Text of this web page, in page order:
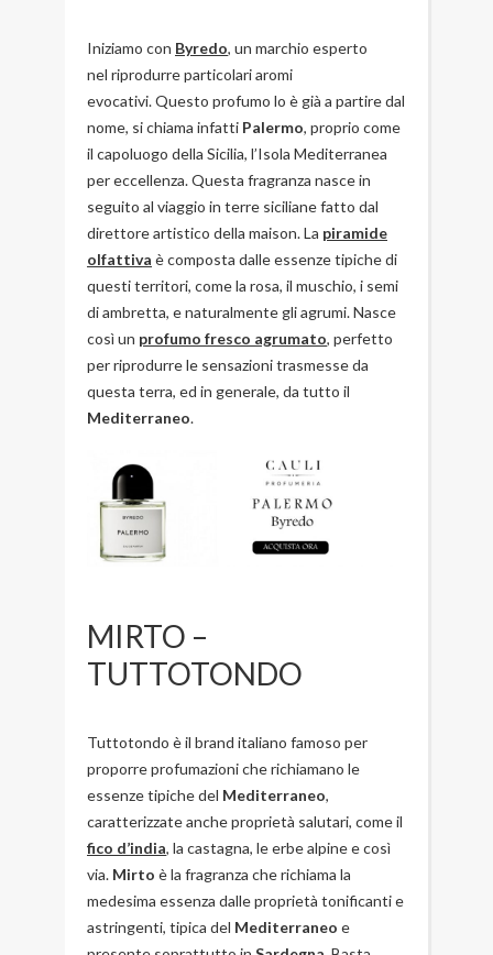
Iniziamo con Byredo, un marchio esperto
nel riprodurre particolari aromi
evocativi. Questo profumo lo è già a partire dal
nome, si chiama infatti Palermo, proprio come
il capoluogo della Sicilia, l’Isola Mediterranea
per eccellenza. Questa fragranza nasce in
seguito al viaggio in terre siciliane fatto dal
direttore artistico della maison. La piramide
olfattiva è composta dalle essenze tipiche di
questi territori, come la rosa, il muschio, i semi
di ambretta, e naturalmente gli agrumi. Nasce
così un profumo fresco agrumato, perfetto
per riprodurre le sensazioni trasmesse da
questa terra, ed in generale, da tutto il
Mediterraneo.
MIRTO –
TUTTOTONDO
Tuttotondo è il brand italiano famoso per
proporre profumazioni che richiamano le
essenze tipiche del Mediterraneo,
caratterizzate anche proprietà salutari, come il
fico d’india, la castagna, le erbe alpine e così
via. Mirto è la fragranza che richiama la
medesima essenza dalle proprietà tonificanti e
astringenti, tipica del Mediterraneo e